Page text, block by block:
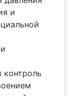
и
контроль